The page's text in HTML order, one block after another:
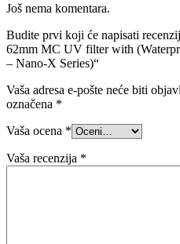
Još nema komentara.
Budite prvi koji će napisati
62mm MC UV filter with
– Nano-X Series)“
Vaša adresa e-pošte neće biti
označena *
Vaša ocena *
Vaša recenzija *